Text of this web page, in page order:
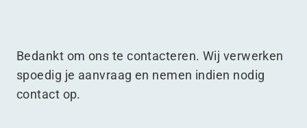
Bedankt om ons te contacteren. Wij verwerken
spoedig je aanvraag en nemen indien nodig
contact op.